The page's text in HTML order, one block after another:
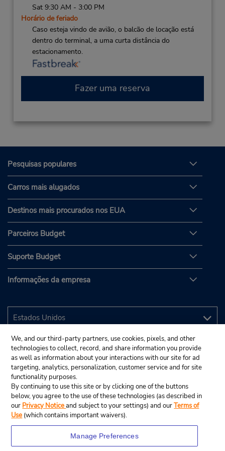
Sat 9:30 AM - 3:00 PM
Horário de feriado
Caso esteja vindo de avião, o balcão de locação está
dentro do terminal, a uma curta distância do
estacionamento.
Fazer uma reserva
Pesquisas populares
Carros mais alugados
Destinos mais procurados nos EUA
Parceiros Budget
Suporte Budget
Informações da empresa
We, and our third-party partners, use cookies, pixels, and other
technologies to collect, record, and share information you provide
as well as information about your interactions with our site for ad
targeting, analytics, personalization, customer service and for site
functionality purposes.
By continuing to use this site or by clicking one of the buttons
below, you agree to the use of these technologies (as described in
our Privacy Noticeand subject to your settings) and ourTerms of
Use (which contains important waivers).
Manage Preferences